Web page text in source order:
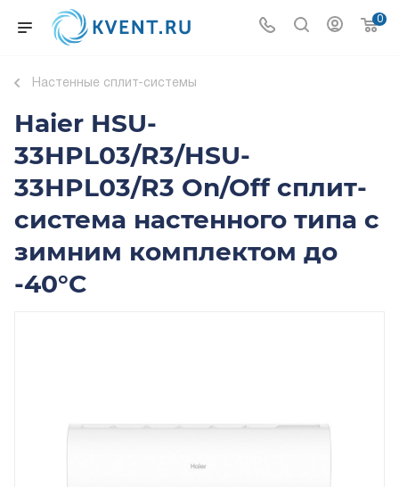
0
Настенные сплит-системы
Haier HSU-
33HPL03/R3/HSU-
33HPL03/R3 On/Off сплит-
система настенного типа с
зимним комплектом до
-40°C